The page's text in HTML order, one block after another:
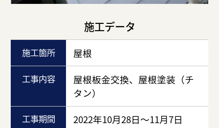
施工データ
施工箇所 屋根
工事内容
屋根板金交換、屋根塗装（チ
タン）
工事期間 2022年10月28日～11月7日